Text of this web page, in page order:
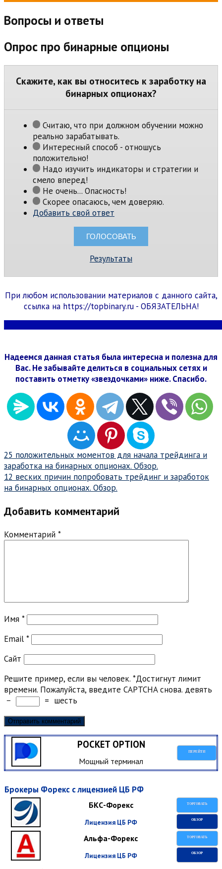
Вопросы и ответы
Опрос про бинарные опционы
Скажите, как вы относитесь к заработку на
бинарных опционах?
Считаю, что при должном обучении можно
реально зарабатывать.
Интересный способ - отношусь
положительно!
Надо изучить индикаторы и стратегии и
смело вперед!
Не очень... Опасность!
Скорее опасаюсь, чем доверяю.
Добавить свой ответ
Результаты
При любом использовании материалов с данного сайта,
ссылка на https://topbinary.ru - ОБЯЗАТЕЛЬНА!
Надеемся данная статья была интересна и полезна для
Вас. Не забывайте делиться в социальных сетях и
поставить отметку «звездочками» ниже. Спасибо.
Навигация
по
записям
25 положительных моментов для начала трейдинга и
заработка на бинарных опционах. Обзор.
12 веских причин попробовать трейдинг и заработок
на бинарных опционах. Обзор.
Добавить комментарий
Комментарий *
Имя *
Email *
Сайт
Решите пример, если вы человек. *Достигнут лимит
времени. Пожалуйста, введите CAPTCHA снова. девять
−
= шесть
POCKET OPTION
ПЕРЕЙТИ
Мощный терминал
Брокеры Форекс с лицензией ЦБ РФ
БКС-Форекс ТОРГОВАТЬ
Лицензия ЦБ РФ ОБЗОР
Альфа-Форекс ТОРГОВАТЬ
Лицензия ЦБ РФ ОБЗОР